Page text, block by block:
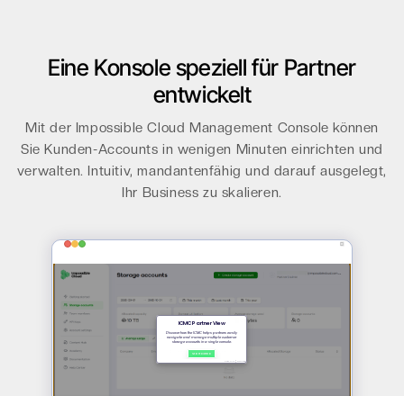
Eine Konsole speziell für Partner
entwickelt
Mit der Impossible Cloud Management Console können
Sie Kunden-Accounts in wenigen Minuten einrichten und
verwalten. Intuitiv, mandantenfähig und darauf ausgelegt,
Ihr Business zu skalieren.